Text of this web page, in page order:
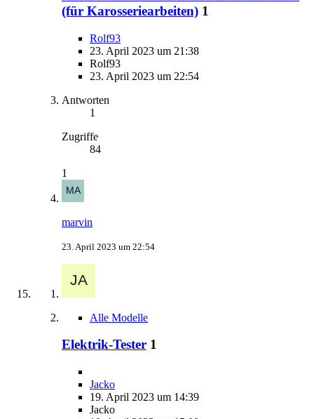
(für Karosseriearbeiten) 1
Rolf93
23. April 2023 um 21:38
Rolf93
23. April 2023 um 22:54
Antworten
1
Zugriffe
84
1
marvin
23. April 2023 um 22:54
Alle Modelle
Elektrik-Tester 1
Jacko
19. April 2023 um 14:39
Jacko